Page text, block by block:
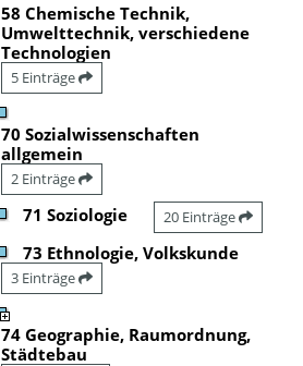
58 Chemische Technik,
Umwelttechnik, verschiedene
Technologien
5 Einträge
70 Sozialwissenschaften
allgemein
2 Einträge
71 Soziologie 20 Einträge
73 Ethnologie, Volkskunde
3 Einträge
74 Geographie, Raumordnung,
Städtebau